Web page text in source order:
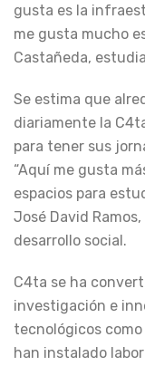
gusta es la
me gusta mucho
Castañeda,
Se estima que
diariamente la
para tener sus
“Aquí me gusta
espacios para
José David
desarrollo social.
C4ta se ha
investigación e
tecnológicos
han instalado